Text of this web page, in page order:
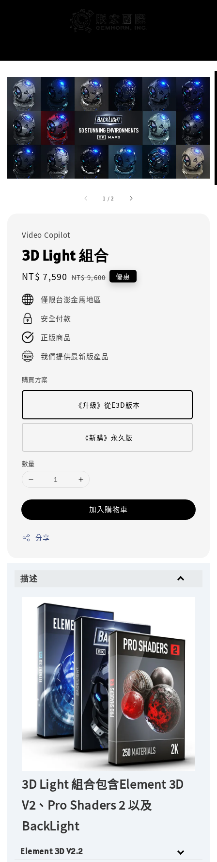
1 /2
Video Copilot
3D Light 組合
Sale
NT$ 7,590 Regular
NT$ 9,600 優惠
僅限台澎金馬地區
安全付款
正版商品
我們提供最新版產品
購買方案
《升級》從E3D版本
《新購》永久版
數量
加入購物車
分享
描述
3D Light 組合包含Element 3D
V2、Pro Shaders 2 以及
BackLight
Element 3D V2.2